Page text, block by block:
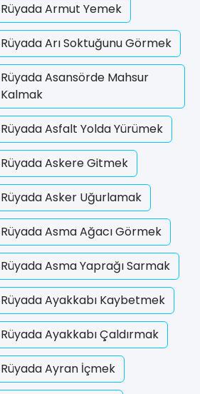
Rüyada Armut Yemek
Rüyada Arı Soktuğunu Görmek
Rüyada Asansörde Mahsur
Kalmak
Rüyada Asfalt Yolda Yürümek
Rüyada Askere Gitmek
Rüyada Asker Uğurlamak
Rüyada Asma Ağacı Görmek
Rüyada Asma Yaprağı Sarmak
Rüyada Ayakkabı Kaybetmek
Rüyada Ayakkabı Çaldırmak
Rüyada Ayran İçmek